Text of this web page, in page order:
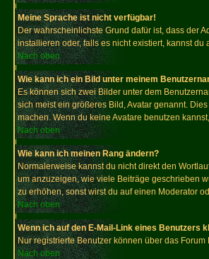
Meine Sprache ist nicht verfügbar!
Der wahrscheinlichste Grund dafür ist, dass der
installieren oder, falls es nicht existiert, kannst
Nach oben
Wie kann ich ein Bild unter meinem
Es können sich zwei Bilder unter dem
sich meist ein größeres Bild, Avatar genannt.
machen. Wenn du keine Avatare benutzen
Nach oben
Wie kann ich meinen Rang ändern?
Normalerweise kannst du nicht direkt den
um anzuzeigen, wie viele Beiträge geschrieben
zu erhöhen, sonst wirst du auf einen Moderator
Nach oben
Wenn ich auf den E-Mail-Link eines Benutzers
Nur registrierte Benutzer können über das
Nach oben